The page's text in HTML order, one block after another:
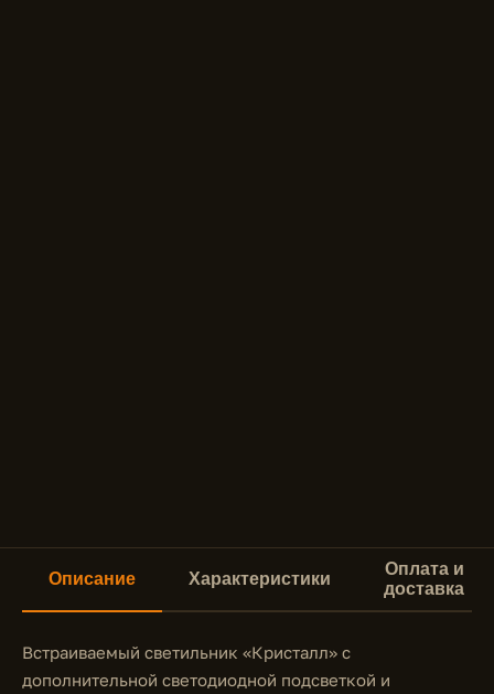
Описание Характеристики
Оплата и
доставка
Встраиваемый светильник «Кристалл» с
дополнительной светодиодной подсветкой и